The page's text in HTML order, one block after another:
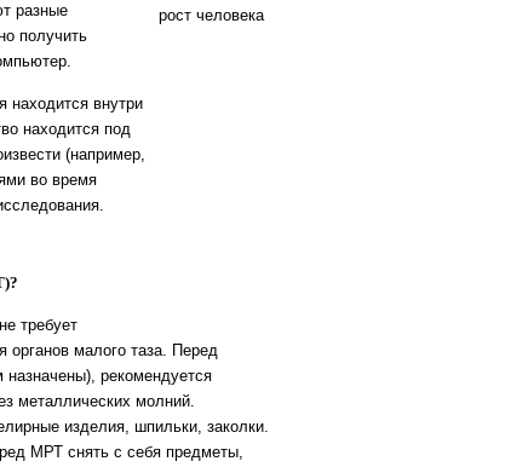
разные
получить
находится внутри
находится под
(например,
во время
требует
органов малого таза. Перед
рекомендуется
металлических молний.
изделия, шпильки, заколки.
МРТ снять с себя предметы,